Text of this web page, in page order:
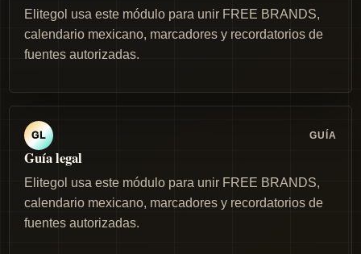
Elitegol usa este módulo para unir FREE BRANDS,
calendario mexicano, marcadores y recordatorios de
fuentes autorizadas.
GL GUÍA
Guía legal
Elitegol usa este módulo para unir FREE BRANDS,
calendario mexicano, marcadores y recordatorios de
fuentes autorizadas.